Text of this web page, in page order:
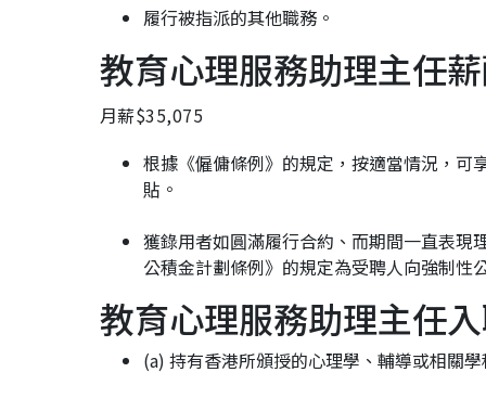
履行被指派的其他職務。
教育心理服務助理主任
月薪$35,075
根據《僱傭條例》的規定，按適當情況，
貼。
獲錄用者如圓滿履行合約、而期間一直表現
公積金計劃條例》的規定為受聘人向強制
教育心理服務助理主任
(a) 持有香港所頒授的心理學、輔導或相關